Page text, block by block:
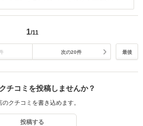
お言葉をいただき、大変光栄です。 今後とも
1/11
次の20件 最後
チコミを投稿しませんか？
のクチコミを書き込めます。
投稿する